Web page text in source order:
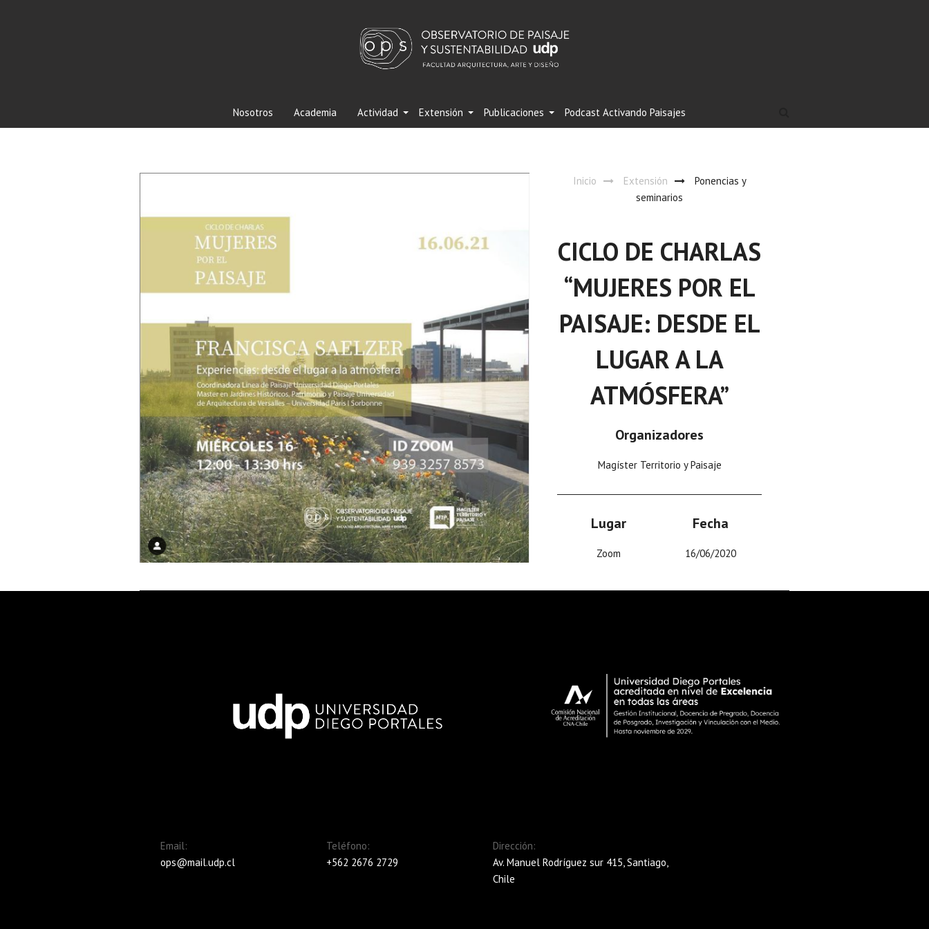
Nosotros Academia Actividad Extensión Publicaciones Podcast Activando Paisajes
Inicio Extensión
Ponencias y
seminarios
CICLO DE CHARLAS
“MUJERES POR EL
PAISAJE: DESDE EL
LUGAR A LA
ATMÓSFERA”
Organizadores
Magíster Territorio y Paisaje
Lugar
Zoom
Fecha
16/06/2020
Email:
ops@mail.udp.cl
Teléfono:
+562 2676 2729
Dirección:
Av. Manuel Rodríguez sur 415, Santiago,
Chile